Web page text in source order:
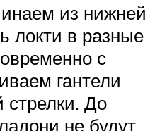
из нижней
локти в разные
с
гантели
стрелки. До
не будут